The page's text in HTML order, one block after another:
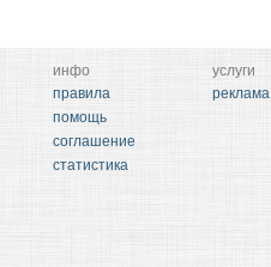
инфо
правила
помощь
соглашение
статистика
услуги
реклама